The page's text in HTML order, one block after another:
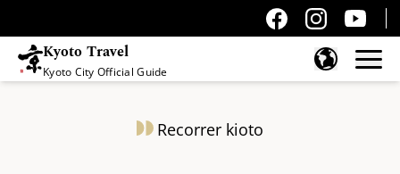
Kyoto Travel
Kyoto City Official Guide
Recorrer kioto